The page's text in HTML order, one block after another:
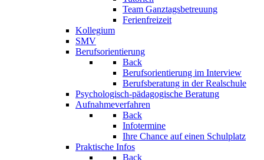
Team Ganztagsbetreuung
Ferienfreizeit
Kollegium
SMV
Berufsorientierung
Back
Berufsorientierung im Interview
Berufsberatung in der Realschule
Psychologisch-pädagogische Beratung
Aufnahmeverfahren
Back
Infotermine
Ihre Chance auf einen Schulplatz
Praktische Infos
Back